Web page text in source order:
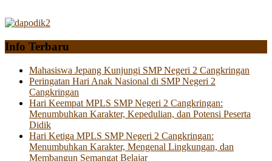
Info Terbaru
Mahasiswa Jepang Kunjungi SMP Negeri 2 Cangkringan
Peringatan Hari Anak Nasional di SMP Negeri 2
Cangkringan
Hari Keempat MPLS SMP Negeri 2 Cangkringan:
Menumbuhkan Karakter, Kepedulian, dan Potensi Peserta
Didik
Hari Ketiga MPLS SMP Negeri 2 Cangkringan:
Menumbuhkan Karakter, Mengenal Lingkungan, dan
Membangun Semangat Belajar